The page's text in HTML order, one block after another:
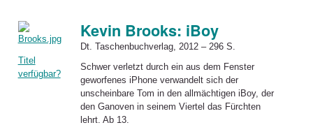
Titel
verfügbar?
Kevin Brooks: iBoy
Dt. Taschenbuchverlag, 2012 – 296 S.
Schwer verletzt durch ein aus dem Fenster
geworfenes iPhone verwandelt sich der
unscheinbare Tom in den allmächtigen iBoy, der
den Ganoven in seinem Viertel das Fürchten
lehrt. Ab 13.